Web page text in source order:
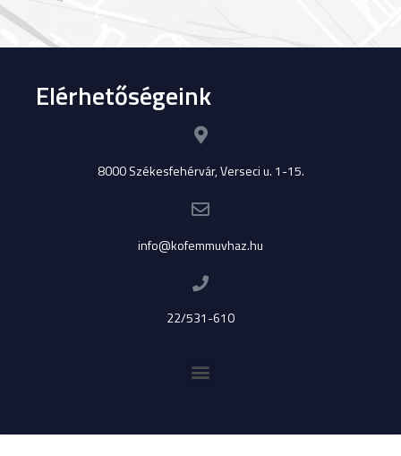
Elérhetőségeink
8000 Székesfehérvár, Verseci u. 1-15.
info@kofemmuvhaz.hu
22/531-610